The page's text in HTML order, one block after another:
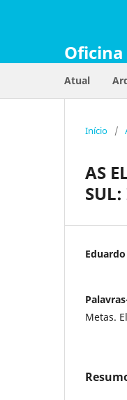
Atual
Início /
AS
SUL:
Metas.